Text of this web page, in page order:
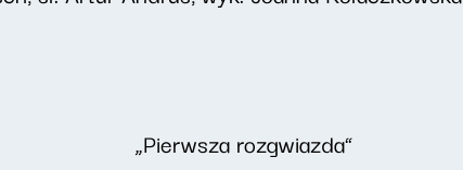
„Pierwsza rozgwiazda”